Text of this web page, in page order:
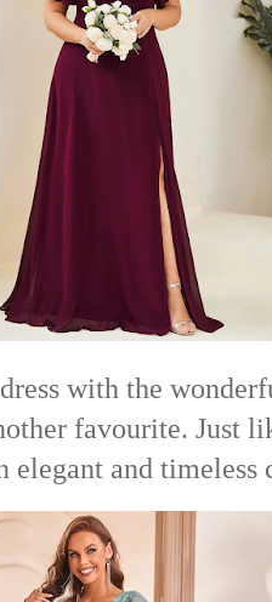
with the
favourite. Just
elegant and timeless